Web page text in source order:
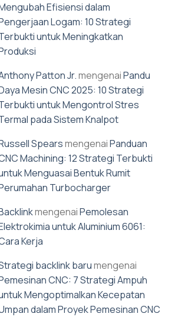
Efisiensi dalam
Logam: 10 Strategi
untuk Meningkatkan
Patton Jr.mengenaiPandu
Mesin CNC 2025: 10 Strategi
untuk Mengontrol Stres
pada Sistem Knalpot
SpearsmengenaiPanduan
Machining: 12 Strategi Terbukti
Menguasai Bentuk Rumit
Turbocharger
mengenaiPemolesan
untuk Aluminium 6061:
Kerja
backlink barumengenai
CNC: 7 Strategi Ampuh
Mengoptimalkan Kecepatan
dalam Proyek Pemesinan CNC